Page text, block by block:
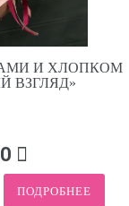
И ХЛОПКОМ
ВЗГЛЯД»
ПОДРОБНЕЕ